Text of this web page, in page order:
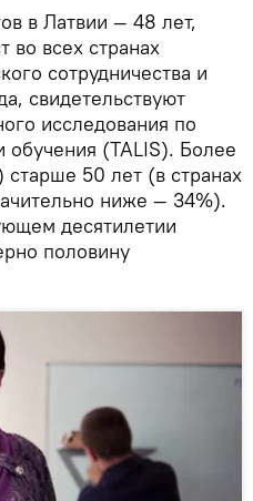
в Латвии — 48 лет,
во всех странах
сотрудничества и
свидетельствуют
исследования по
обучения (TALIS). Более
50 лет (в странах
ниже — 34%).
десятилетии
половину